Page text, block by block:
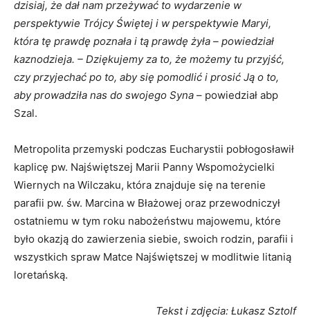
dzisiaj, że dał nam przeżywać to wydarzenie w
perspektywie Trójcy Świętej i w perspektywie Maryi,
która tę prawdę poznała i tą prawdę żyła – powiedział
kaznodzieja. – Dziękujemy za to, że możemy tu przyjść,
czy przyjechać po to, aby się pomodlić i prosić Ją o to,
aby prowadziła nas do swojego Syna – powiedział abp
Szal.
Metropolita przemyski podczas Eucharystii pobłogosławił
kaplicę pw. Najświętszej Marii Panny Wspomożycielki
Wiernych na Wilczaku, która znajduje się na terenie
parafii pw. św. Marcina w Błażowej oraz przewodniczył
ostatniemu w tym roku nabożeństwu majowemu, które
było okazją do zawierzenia siebie, swoich rodzin, parafii i
wszystkich spraw Matce Najświętszej w modlitwie litanią
loretańską.
Tekst i zdjęcia: Łukasz Sztolf